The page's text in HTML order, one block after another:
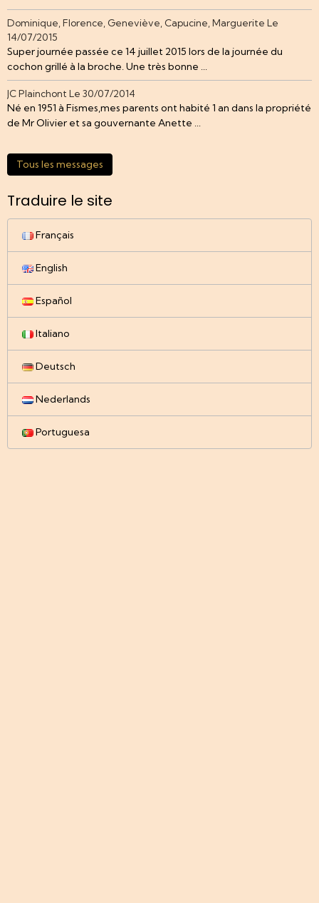
Dominique, Florence, Geneviève, Capucine, Marguerite Le
14/07/2015
Super journée passée ce 14 juillet 2015 lors de la journée du
cochon grillé à la broche. Une très bonne ...
JC Plainchont Le 30/07/2014
Né en 1951 à Fismes,mes parents ont habité 1 an dans la propriété
de Mr Olivier et sa gouvernante Anette ...
Tous les messages
Traduire le site
Français
English
Español
Italiano
Deutsch
Nederlands
Portuguesa